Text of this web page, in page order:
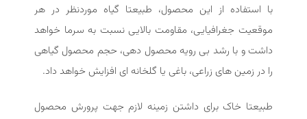
با استفاده از این محصول، طبیعتا گیاه موردنظر در هر
موقعیت جغرافیایی، مقاومت بالایی نسبت به سرما خواهد
داشت و با رشد بی رویه محصول دهی، حجم محصول گیاهی
را در زمین های زراعی، باغی یا گلخانه ای افزایش خواهد داد.
طبیعتا خاک برای داشتن زمینه لازم جهت پرورش محصول